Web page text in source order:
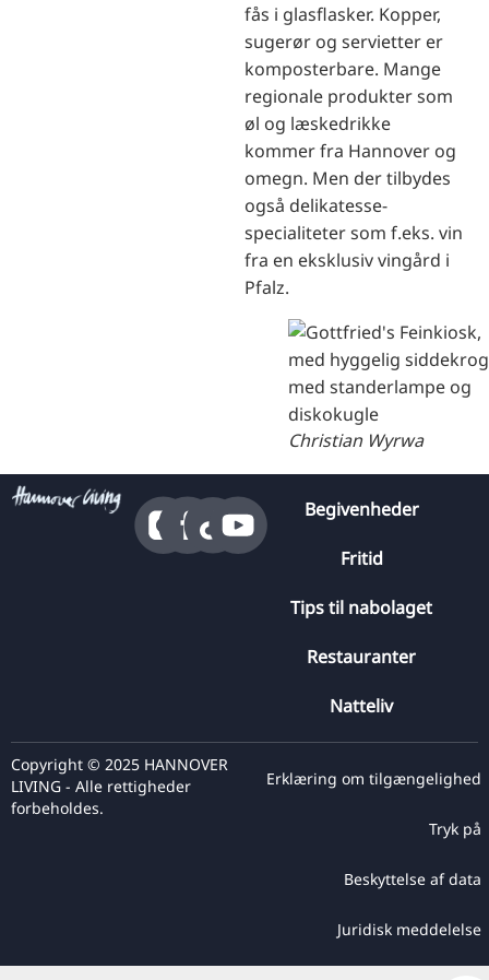
fås i glasflasker. Kopper,
sugerør og servietter er
komposterbare. Mange
regionale produkter som
øl og læskedrikke
kommer fra Hannover og
omegn. Men der tilbydes
også delikatesse-
specialiteter som f.eks. vin
fra en eksklusiv vingård i
Pfalz.
Christian Wyrwa
Begivenheder
Fritid
Tips til nabolaget
Restauranter
Natteliv
Copyright © 2025 HANNOVER
LIVING - Alle rettigheder
forbeholdes.
Erklæring om tilgængelighed
Tryk på
Beskyttelse af data
Juridisk meddelelse